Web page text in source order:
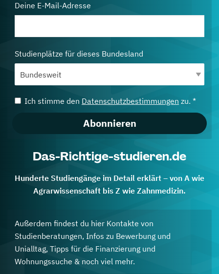
Deine E-Mail-Adresse
Studienplätze für dieses Bundesland
Ich stimme den Datenschutzbestimmungen zu. *
Abonnieren
Das-Richtige-studieren.de
Hunderte Studiengänge im Detail erklärt – von A wie
Agrarwissenschaft bis Z wie Zahnmedizin.
Außerdem findest du hier Kontakte von
Studienberatungen, Infos zu Bewerbung und
Unialltag, Tipps für die Finanzierung und
Wohnungssuche & noch viel mehr.